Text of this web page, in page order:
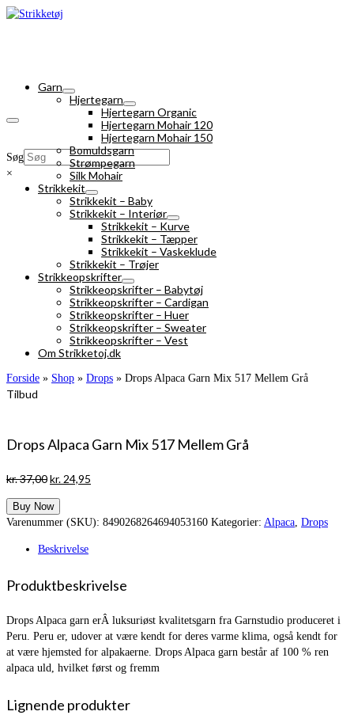
Søg
×
Garn
Hjertegarn
Hjertegarn Organic
Hjertegarn Mohair 120
Hjertegarn Mohair 150
Bomuldsgarn
Strømpegarn
Silk Mohair
Strikkekit
Strikkekit – Baby
Strikkekit – Interiør
Strikkekit – Kurve
Strikkekit – Tæpper
Strikkekit – Vaskeklude
Strikkekit – Trøjer
Strikkeopskrifter
Strikkeopskrifter – Babytøj
Strikkeopskrifter – Cardigan
Strikkeopskrifter – Huer
Strikkeopskrifter – Sweater
Strikkeopskrifter – Vest
Om Strikketoj.dk
Forside » Shop » Drops » Drops Alpaca Garn Mix 517 Mellem Grå
Tilbud
Drops Alpaca Garn Mix 517 Mellem Grå
kr.37,00Den
pris
var:
kr. 24,95
er:
Buy Now
Varenummer (SKU): 8490268264694053160 Kategorier: Alpaca, Drops
Beskrivelse
Produktbeskrivelse
Drops Alpaca garn erÂ luksuriøst kvalitetsgarn fra Garnstudio produceret i
Peru. Peru er, udover at være kendt for deres varme klima, også kendt for
at være hjemsted for alpakaerne. Drops Alpaca garn består af 100 % ren
alpaca uld, hvilket først og fremm
Lignende produkter